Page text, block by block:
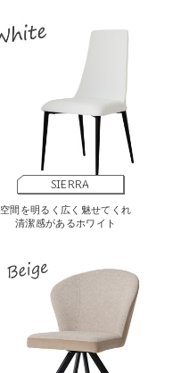
SIERRA
空間を明るく広く魅せてくれ
清潔感があるホワイト